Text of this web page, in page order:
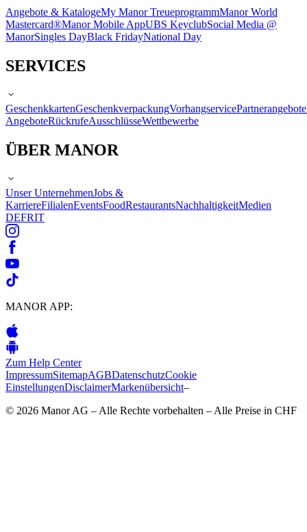
Angebote & KatalogeMy Manor TreueprogrammManor World
Mastercard®Manor Mobile AppUBS KeyclubSocial Media @
ManorSingles DayBlack FridayNational Day
SERVICES
GeschenkkartenGeschenkverpackungVorhangservicePartnerangebote
AngeboteRückrufeAusschlüsseWettbewerbe
ÜBER MANOR
Unser UnternehmenJobs &
KarriereFilialenEventsFoodRestaurantsNachhaltigkeitMedien
DEFRIT
MANOR APP:
Zum Help Center
ImpressumSitemapAGBDatenschutzCookie
EinstellungenDisclaimerMarkenübersicht–
© 2026 Manor AG – Alle Rechte vorbehalten – Alle Preise in CHF